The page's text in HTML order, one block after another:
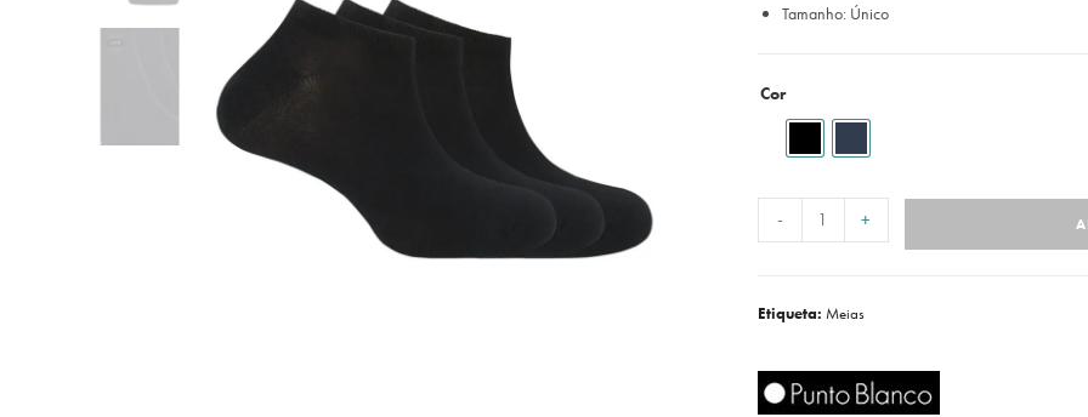
Tamanho: Único
Cor
- +
Etiqueta: Meias